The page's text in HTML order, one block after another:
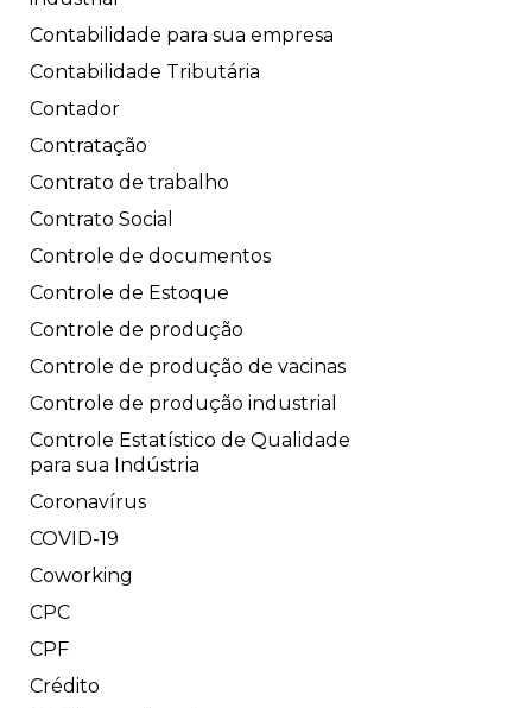
Contabilidade para sua empresa
Contabilidade Tributária
Contador
Contratação
Contrato de trabalho
Contrato Social
Controle de documentos
Controle de Estoque
Controle de produção
Controle de produção de vacinas
Controle de produção industrial
Controle Estatístico de Qualidade
para sua Indústria
Coronavírus
COVID-19
Coworking
CPC
CPF
Crédito